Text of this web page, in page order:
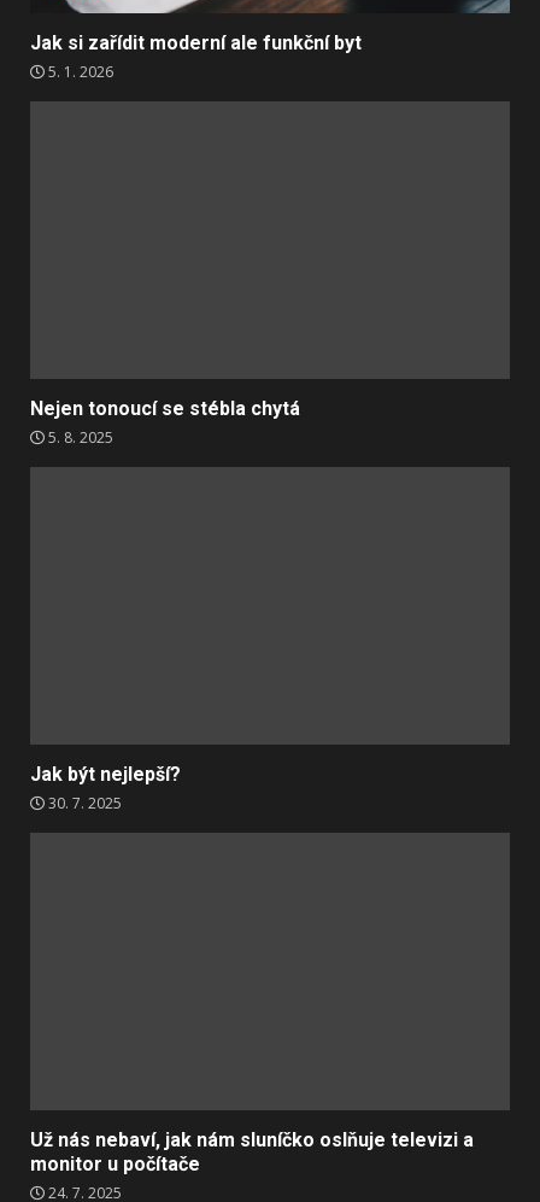
Jak si zařídit moderní ale funkční byt
5. 1. 2026
Nejen tonoucí se stébla chytá
5. 8. 2025
Jak být nejlepší?
30. 7. 2025
Už nás nebaví, jak nám sluníčko oslňuje televizi a
monitor u počítače
24. 7. 2025